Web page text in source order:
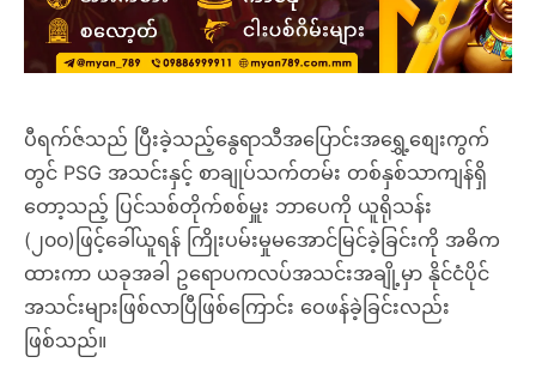
ပီရက်ဇ်သည် ပြီးခဲ့သည့်နွေရာသီအပြောင်းအရွှေ့စျေးကွက်
တွင် PSG အသင်းနှင့် စာချုပ်သက်တမ်း တစ်နှစ်သာကျန်ရှိ
တော့သည့် ပြင်သစ်တိုက်စစ်မှူး ဘာပေကို ယူရိုသန်း
(၂၀၀)ဖြင့်ခေါ်ယူရန် ကြိုးပမ်းမှုမအောင်မြင်ခဲ့ခြင်းကို အဓိက
ထားကာ ယခုအခါ ဥရောပကလပ်အသင်းအချို့မှာ နိုင်ငံပိုင်
အသင်းများဖြစ်လာပြီဖြစ်ကြောင်း ဝေဖန်ခဲ့ခြင်းလည်း
ဖြစ်သည်။